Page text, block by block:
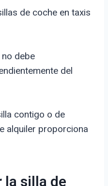
de coche en taxis
debe
del
contigo o de
alquiler proporciona